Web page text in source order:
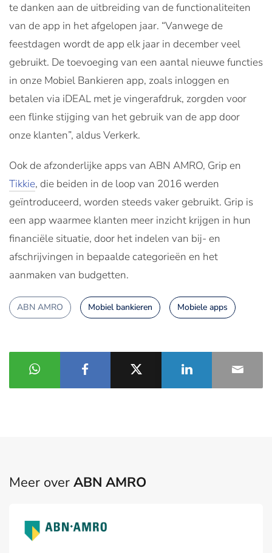
te danken aan de uitbreiding van de functionaliteiten
van de app in het afgelopen jaar. “Vanwege de
feestdagen wordt de app elk jaar in december veel
gebruikt. De toevoeging van een aantal nieuwe functies
in onze Mobiel Bankieren app, zoals inloggen en
betalen via iDEAL met je vingerafdruk, zorgden voor
een flinke stijging van het gebruik van de app door
onze klanten”, aldus Verkerk.
Ook de afzonderlijke apps van ABN AMRO, Grip en
Tikkie, die beiden in de loop van 2016 werden
geïntroduceerd, worden steeds vaker gebruikt. Grip is
een app waarmee klanten meer inzicht krijgen in hun
financiële situatie, door het indelen van bij- en
afschrijvingen in bepaalde categorieën en het
aanmaken van budgetten.
ABN AMRO Mobiel bankieren Mobiele apps
Meer over ABN AMRO